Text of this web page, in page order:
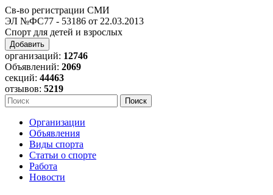
Св-во регистрации СМИ
ЭЛ №ФС77 - 53186 от 22.03.2013
Спорт для детей и взрослых
Добавить
организаций: 12746
Объявлений: 2069
секций: 44463
отзывов: 5219
Организации
Объявления
Виды спорта
Статьи о спорте
Работа
Новости